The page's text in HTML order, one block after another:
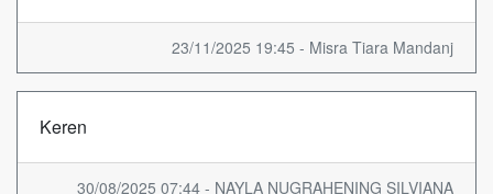
23/11/2025 19:45 - Misra Tiara Mandanj
Keren
30/08/2025 07:44 - NAYLA NUGRAHENING SILVIANA